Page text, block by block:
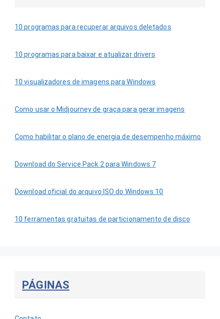
10 programas para recuperar arquivos deletados
10 programas para baixar e atualizar drivers
10 visualizadores de imagens para Windows
Como usar o Midjourney de graça para gerar imagens
Como habilitar o plano de energia de desempenho máximo
Download do Service Pack 2 para Windows 7
Download oficial do arquivo ISO do Windows 10
10 ferramentas gratuitas de particionamento de disco
PÁGINAS